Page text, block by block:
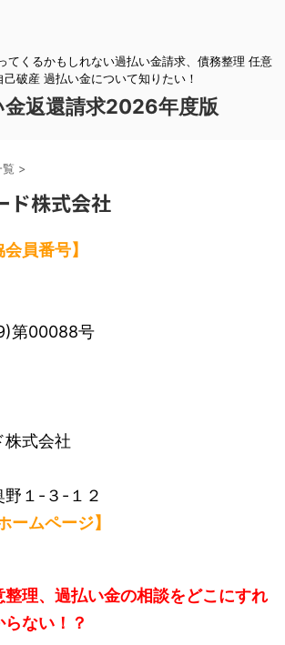
てくるかもしれない過払い金請求、債務整理 任意
己破産 過払い金について知りたい！
金返還請求2026年度版
>
ド株式会社
員番号】
第00088号
株式会社
野１-３-１２
ームページ】
理、過払い金の相談をどこにすれ
ない！？